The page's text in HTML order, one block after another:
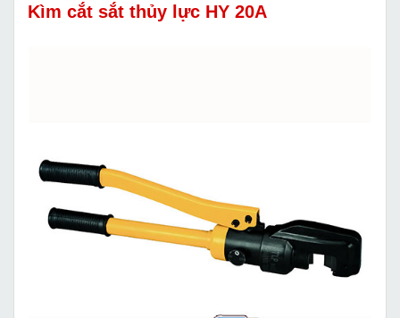
Kìm cắt sắt thủy lực HY 20A